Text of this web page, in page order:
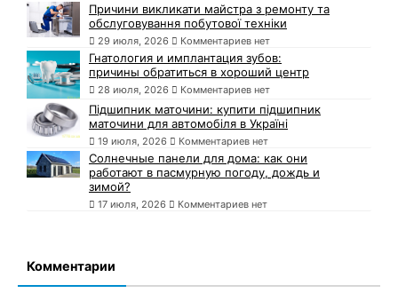
Причини викликати майстра з ремонту та
обслуговування побутової техніки
29 июля, 2026 Комментариев нет
Гнатология и имплантация зубов:
причины обратиться в хороший центр
28 июля, 2026 Комментариев нет
Підшипник маточини: купити підшипник
маточини для автомобіля в Україні
19 июля, 2026 Комментариев нет
Солнечные панели для дома: как они
работают в пасмурную погоду, дождь и
зимой?
17 июля, 2026 Комментариев нет
Комментарии